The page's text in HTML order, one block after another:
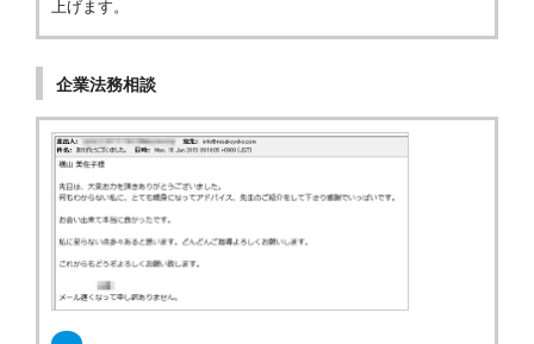
上げます。
企業法務相談